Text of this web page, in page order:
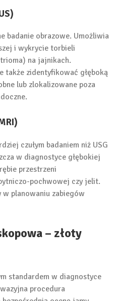
badanie obrazowe. Umożliwia
i wykrycie torbieli
na jajnikach.
także zidentyfikować głęboką
lub zlokalizowane poza
czułym badaniem niż USG
w diagnostyce głębokiej
przestrzeni
pochwowej czy jelit.
planowaniu zabiegów
– złoty
standardem w diagnostyce
procedura